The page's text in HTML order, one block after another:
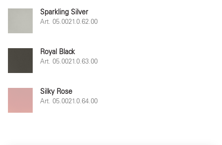
Sparkling Silver
Art. 05.0021.0.62.00
Royal Black
Art. 05.0021.0.63.00
Silky Rose
Art. 05.0021.0.64.00